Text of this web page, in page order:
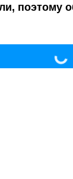
поэтому